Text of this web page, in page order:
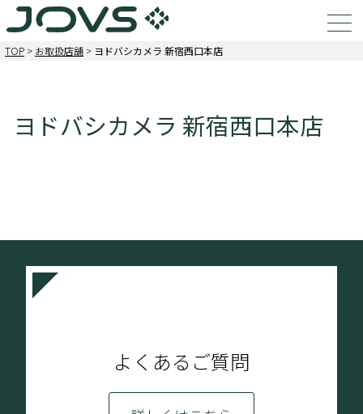
TOP > お取扱店舗 > ヨドバシカメラ 新宿西口本店
ヨドバシカメラ 新宿西口本店
よくあるご質問